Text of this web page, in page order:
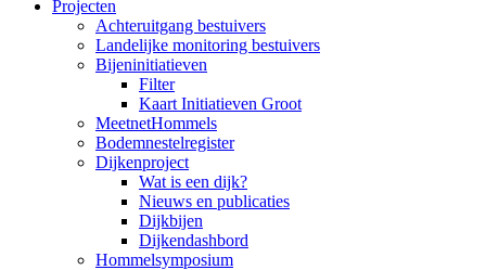
Projecten
Achteruitgang bestuivers
Landelijke monitoring bestuivers
Bijeninitiatieven
Filter
Kaart Initiatieven Groot
MeetnetHommels
Bodemnestelregister
Dijkenproject
Wat is een dijk?
Nieuws en publicaties
Dijkbijen
Dijkendashbord
Hommelsymposium